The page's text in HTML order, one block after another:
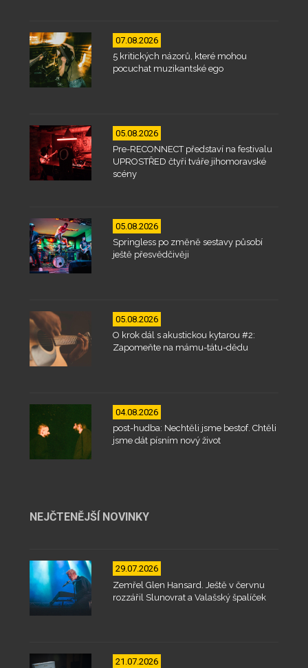
07.08.2026
5 kritických názorů, které mohou
pocuchat muzikantské ego
05.08.2026
Pre-RECONNECT představí na festivalu
UPROSTŘED čtyři tváře jihomoravské
scény
05.08.2026
Springless po změně sestavy působí
ještě přesvědčivěji
05.08.2026
O krok dál s akustickou kytarou #2:
Zapomeňte na mámu-tátu-dědu
04.08.2026
post-hudba: Nechtěli jsme bestof. Chtěli
jsme dát písním nový život
NEJČTENĚJŠÍ NOVINKY
29.07.2026
Zemřel Glen Hansard. Ještě v červnu
rozzářil Slunovrat a Valašský špalíček
21.07.2026